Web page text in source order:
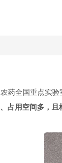
药全国重点实
占用空间多，